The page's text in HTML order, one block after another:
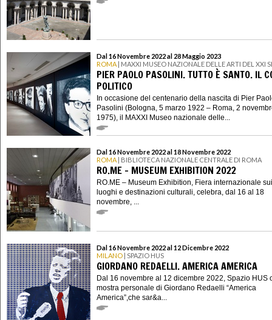
Dal 16 Novembre 2022 al 28 Maggio 2023
ROMA | MAXXI MUSEO NAZIONALE DELLE ARTI DEL XXI
PIER PAOLO PASOLINI. TUTTO È SANTO. IL
POLITICO
In occasione del centenario della nascita di Pier
Pasolini (Bologna, 5 marzo 1922 – Roma, 2
1975), il MAXXI Museo nazionale delle...
Dal 16 Novembre 2022 al 18 Novembre 2022
ROMA | BIBLIOTECA NAZIONALE CENTRALE DI ROMA
RO.ME – MUSEUM EXHIBITION 2022
RO.ME – Museum Exhibition, Fiera internazionale
luoghi e destinazioni culturali, celebra, dal 16 al 18
novembre, ...
Dal 16 Novembre 2022 al 12 Dicembre 2022
MILANO | SPAZIO HUS
GIORDANO REDAELLI. AMERICA AMERICA
Dal 16 novembre al 12 dicembre 2022, Spazio HUS
mostra personale di Giordano Redaelli “America
America”,che sar&a...